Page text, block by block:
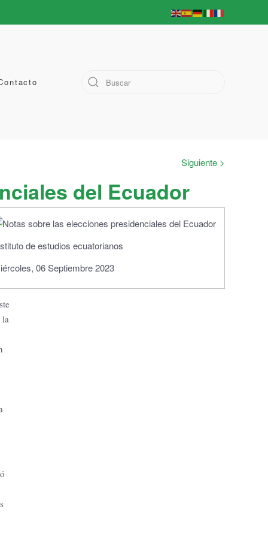
Siguiente >
del Ecuador
de estudios ecuatorianos
06 Septiembre 2023
la